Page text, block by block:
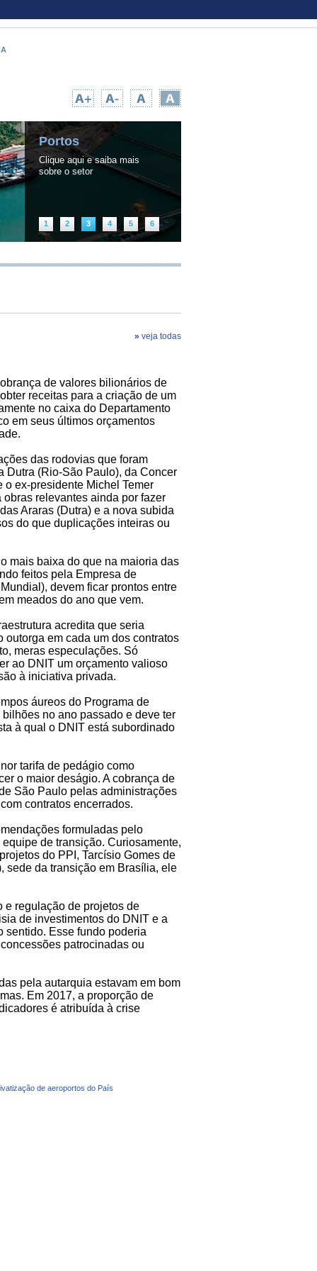
Portos
Clique aqui e saiba mais
sobre o setor
1 2 3 4 5 6
» veja todas
de valores bilionários de
receitas para a criação de um
no caixa do Departamento
em seus últimos orçamentos
das rodovias que foram
Dutra (Rio-São Paulo), da Concer
o ex-presidente Michel Temer
relevantes ainda por fazer
Araras (Dutra) e a nova subida
do que duplicações inteiras ou
mais baixa do que na maioria das
feitos pela Empresa de
devem ficar prontos entre
meados do ano que vem.
acredita que seria
em cada um dos contratos
meras especulações. Só
ao DNIT um orçamento valioso
à iniciativa privada.
áureos do Programa de
no ano passado e deve ter
à qual o DNIT está subordinado
tarifa de pedágio como
o maior deságio. A cobrança de
São Paulo pelas administrações
contratos encerrados.
formuladas pelo
de transição. Curiosamente,
do PPI, Tarcísio Gomes de
sede da transição em Brasília, ele
e regulação de projetos de
de investimentos do DNIT e a
sentido. Esse fundo poderia
patrocinadas ou
pela autarquia estavam em bom
Em 2017, a proporção de
é atribuída à crise
de aeroportos do País